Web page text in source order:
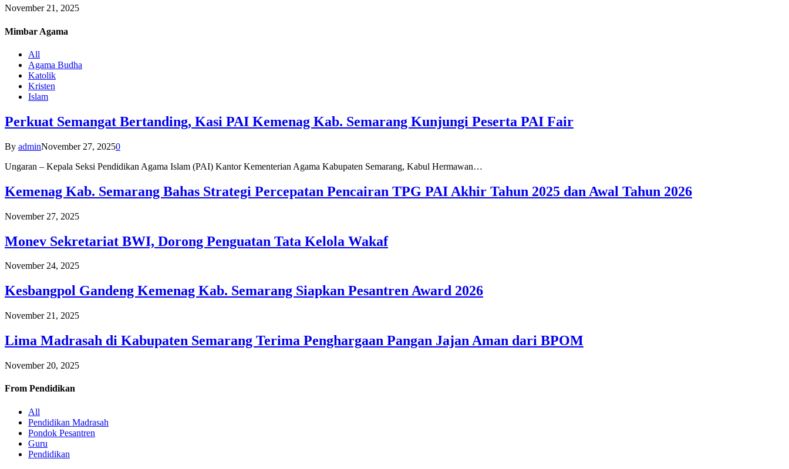
November 21, 2025
Mimbar Agama
All
Agama Budha
Katolik
Kristen
Islam
Perkuat Semangat Bertanding, Kasi PAI Kemenag Kab. Semarang Kunjungi Peserta PAI Fair
By adminNovember 27, 20250
Ungaran – Kepala Seksi Pendidikan Agama Islam (PAI) Kantor Kementerian Agama Kabupaten Semarang, Kabul Hermawan…
Kemenag Kab. Semarang Bahas Strategi Percepatan Pencairan TPG PAI Akhir Tahun 2025 dan Awal Tahun 2026
November 27, 2025
Monev Sekretariat BWI, Dorong Penguatan Tata Kelola Wakaf
November 24, 2025
Kesbangpol Gandeng Kemenag Kab. Semarang Siapkan Pesantren Award 2026
November 21, 2025
Lima Madrasah di Kabupaten Semarang Terima Penghargaan Pangan Jajan Aman dari BPOM
November 20, 2025
From Pendidikan
All
Pendidikan Madrasah
Pondok Pesantren
Guru
Pendidikan